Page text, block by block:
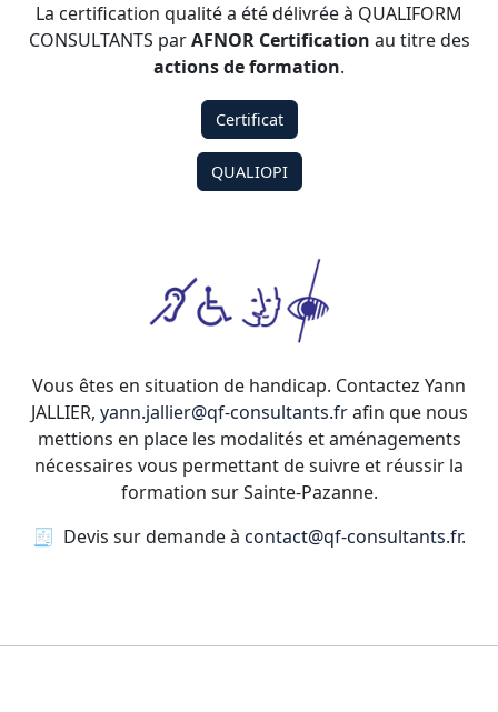
La certification qualité a été délivrée à QUALIFORM
CONSULTANTS parAFNOR Certification au titre des
actions de formation.
Certificat
QUALIOPI
Vous êtes en situation de handicap. Contactez Yann
JALLIER, yann.jallier@qf-consultants.frafin que nous
mettions en place les modalités et aménagements
nécessaires vous permettant de suivre et réussir la
formation sur Sainte-Pazanne.
🧾 Devis sur demande à contact@qf-consultants.fr.